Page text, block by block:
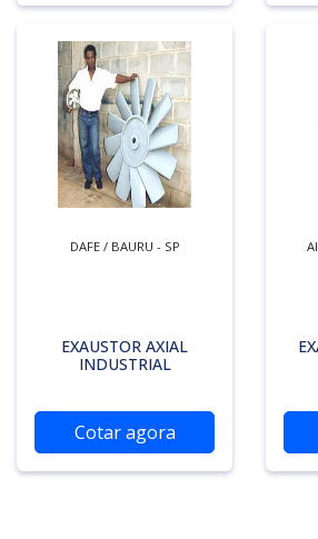
DAFE / BAURU - SP
EXAUSTOR AXIAL
INDUSTRIAL
Cotar agora